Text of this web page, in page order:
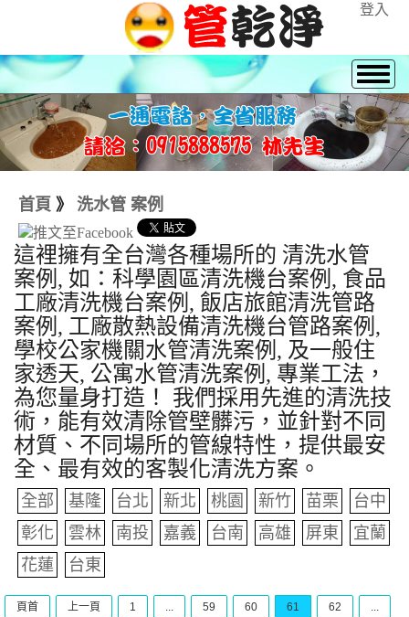
登入
首頁 》 洗水管 案例
這裡擁有全台灣各種場所的 清洗水管
案例, 如：科學園區清洗機台案例, 食品
工廠清洗機台案例, 飯店旅館清洗管路
案例, 工廠散熱設備清洗機台管路案例,
學校公家機關水管清洗案例, 及一般住
家透天, 公寓水管清洗案例, 專業工法，
為您量身打造！ 我們採用先進的清洗技
術，能有效清除管壁髒污，並針對不同
材質、不同場所的管線特性，提供最安
全、最有效的客製化清洗方案。
全部 基隆 台北 新北 桃園 新竹 苗栗
台中
彰化
雲林 南投 嘉義 台南 高雄 屏東
宜蘭
花蓮
台東
頁首 上一頁 1 ... 59 60 61 62
...